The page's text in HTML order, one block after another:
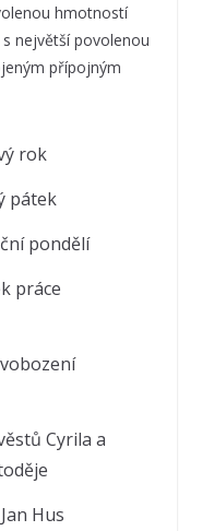
hmotností
největší povolenou
přípojným
rok
pátek
pondělí
práce
Cyrila a
Hus